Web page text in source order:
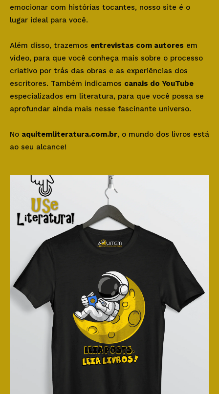
emocionar com histórias tocantes, nosso site é o
lugar ideal para você.
Além disso, trazemos entrevistas com autores em
vídeo, para que você conheça mais sobre o processo
criativo por trás das obras e as experiências dos
escritores. Também indicamos canais do YouTube
especializados em literatura, para que você possa se
aprofundar ainda mais nesse fascinante universo.
No aquitemliteratura.com.br, o mundo dos livros está
ao seu alcance!